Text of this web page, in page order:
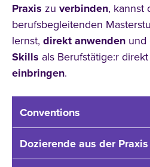
Praxis zu verbinden, kannst
berufsbegleitenden
lernst, direkt anwenden und
Skills als Berufstätige:r
einbringen.
Conventions
Dozierende aus der Praxis